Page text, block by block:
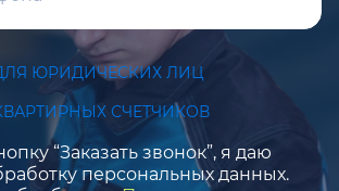
ЮРИДИЧЕСКИХ ЛИЦ
СЧЕТЧИКОВ
“Заказать звонок”, я даю
персональных данных.